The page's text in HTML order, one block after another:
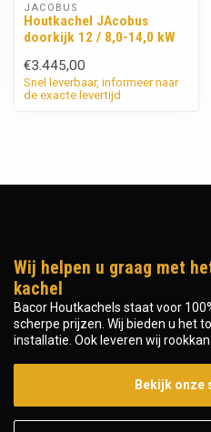
JACOBUS
Houtkachel JAcobus
doorkijk 12 / 8,0-14,0 kW
€3.445,00
Snel leverbaar, informeer naar
de exacte levertijd
Wij helpen u graag met
kachel
Bacor Houtkachels staat voor
scherpe prijzen. Wij bieden u het
installatie. Ook leveren wij
Bekijk onze